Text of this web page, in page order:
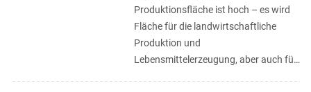
Produktionsfläche ist hoch – es wird
Fläche für die landwirtschaftliche
Produktion und
Lebensmittelerzeugung, aber auch für